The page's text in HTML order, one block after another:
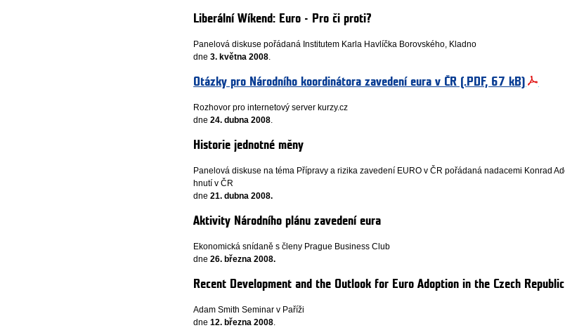
Liberální Wíkend: Euro - Pro či proti?
Panelová diskuse pořádaná Institutem Karla Havlíčka Borovského, Kladno
dne3. května 2008.
Otázky pro Národního koordinátora zavedení eura v ČR (.PDF, 67 kB)
Rozhovor pro internetový server kurzy.cz
dne24. dubna 2008.
Historie jednotné měny
Panelová diskuse na téma Přípravy a rizika zavedení EURO v ČR pořádaná nadacemi Konrad
hnutí v ČR
dne21. dubna 2008.
Aktivity Národního plánu zavedení eura
Ekonomická snídaně s členy Prague Business Club
dne26. března 2008.
Recent Development and the Outlook for Euro Adoption in the Czech Republic
Adam Smith Seminar v Paříži
dne12. března 2008.